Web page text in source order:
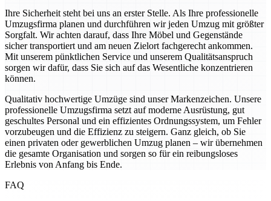
Ihre Sicherheit steht bei uns an erster Stelle. Als Ihre professionelle
Umzugsfirma planen und durchführen wir jeden Umzug mit größter
Sorgfalt. Wir achten darauf, dass Ihre Möbel und Gegenstände
sicher transportiert und am neuen Zielort fachgerecht ankommen.
Mit unserem pünktlichen Service und unserem Qualitätsanspruch
sorgen wir dafür, dass Sie sich auf das Wesentliche konzentrieren
können.
Qualitativ hochwertige Umzüge sind unser Markenzeichen. Unsere
professionelle Umzugsfirma setzt auf moderne Ausrüstung, gut
geschultes Personal und ein effizientes Ordnungssystem, um Fehler
vorzubeugen und die Effizienz zu steigern. Ganz gleich, ob Sie
einen privaten oder gewerblichen Umzug planen – wir übernehmen
die gesamte Organisation und sorgen so für ein reibungsloses
Erlebnis von Anfang bis Ende.
FAQ